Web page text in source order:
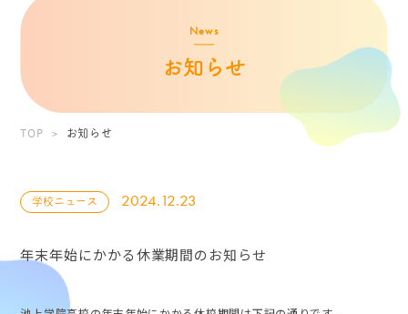
News
お知らせ
TOP お知らせ
学校ニュース 2024.12.23
年末年始にかかる休業期間のお知らせ